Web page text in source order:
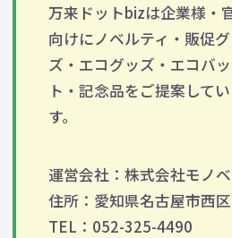
万来ドットbizは企業様・
向けにノベルティ・販促
ズ・エコグッズ・エコバ
ト・記念品をご提案して
す。
運営会社：株式会社モノ
住所：愛知県名古屋市西
TEL：052-325-4490